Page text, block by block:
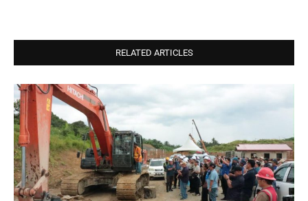
RELATED ARTICLES